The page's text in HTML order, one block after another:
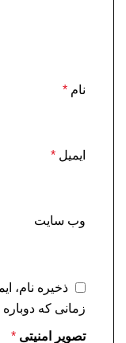
نام *
ایمیل *
وب‌ سایت
ذخیره نام،
زمانی که
تصویر امنیتی *